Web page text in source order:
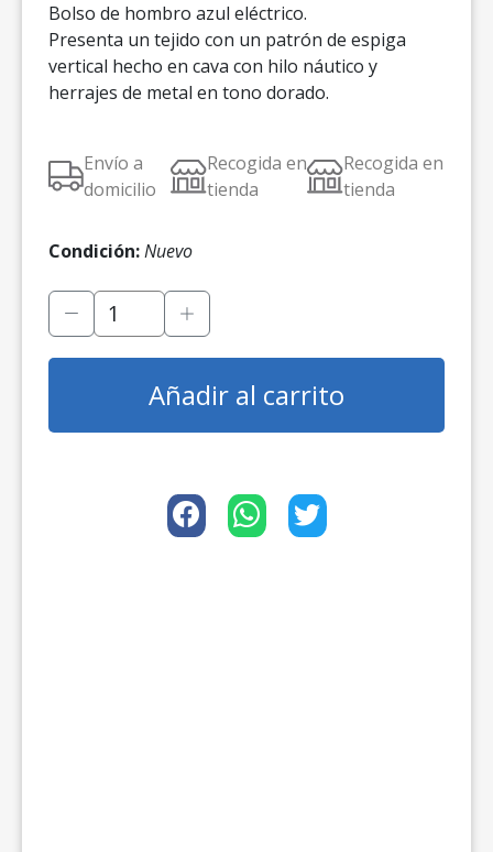
Bolso de hombro azul eléctrico.
Presenta un tejido con un patrón de espiga
vertical hecho en cava con hilo náutico y
herrajes de metal en tono dorado.
Envío a
domicilio
Recogida en
tienda
Recogida en
tienda
Condición:Nuevo
Añadir al carrito